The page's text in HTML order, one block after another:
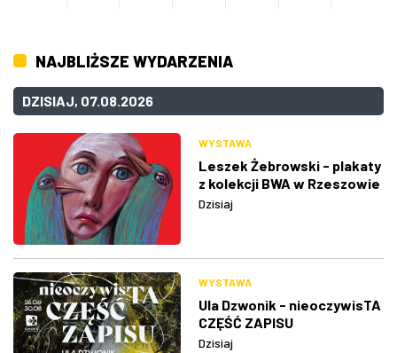
NAJBLIŻSZE WYDARZENIA
DZISIAJ, 07.08.2026
WYSTAWA
Leszek Żebrowski - plakaty
z kolekcji BWA w Rzeszowie
Dzisiaj
WYSTAWA
Ula Dzwonik - nieoczywisTA
CZĘŚĆ ZAPISU
Dzisiaj